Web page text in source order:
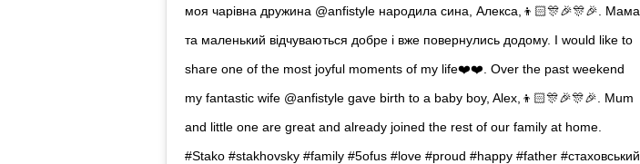
моя чарівна дружина @anfistyle народила сина, Алекса,👦🏻🎊🎉🎊🎉. Мама
та маленький відчуваються добре і вже повернулись додому. I would like to
share one of the most joyful moments of my life❤️❤️. Over the past weekend
my fantastic wife @anfistyle gave birth to a baby boy, Alex,👦🏻🎊🎉🎊🎉. Mum
and little one are great and already joined the rest of our family at home.
#Stako #stakhovsky #family #5ofus #love #proud #happy #father #стаховський